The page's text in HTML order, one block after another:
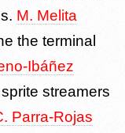
M. Melita
the terminal
Ibáñez
streamers
Parra-Rojas